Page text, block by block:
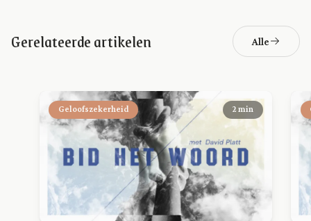
Gerelateerde artikelen Alle
Geloofszekerheid 2 min